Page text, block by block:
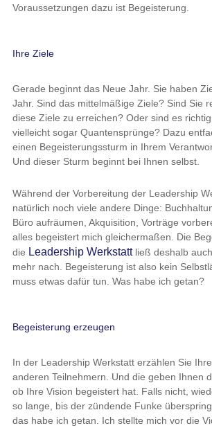
Voraussetzungen dazu ist Begeisterung.
Ihre Ziele
Gerade beginnt das Neue Jahr. Sie haben
Jahr. Sind das mittelmäßige Ziele? Sind Sie
diese Ziele zu erreichen? Oder sind es
vielleicht sogar Quantensprünge? Dazu
einen Begeisterungssturm in Ihrem
Und dieser Sturm beginnt bei Ihnen selbst.
Während der Vorbereitung der Leadership
natürlich noch viele andere Dinge:
Büro aufräumen, Akquisition, Vorträge
alles begeistert mich gleichermaßen. Die
die Leadership Werkstattließ deshalb
mehr nach. Begeisterung ist also kein
muss etwas dafür tun. Was habe ich getan?
Begeisterung erzeugen
In der Leadership Werkstatt erzählen Sie
anderen Teilnehmern. Und die geben Ihnen
ob Ihre Vision begeistert hat. Falls nicht,
so lange, bis der zündende Funke
das habe ich getan. Ich stellte mich vor die